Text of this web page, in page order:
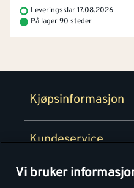
Leveringsklar 17.08.2026
På lager 90 steder
Kjøpsinformasjon
Retur- og
Kundeservice
Montér Klubb
Montér
Prismatch
Personvern
Vi bruker